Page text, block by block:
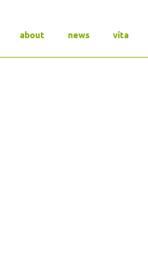
about news vita